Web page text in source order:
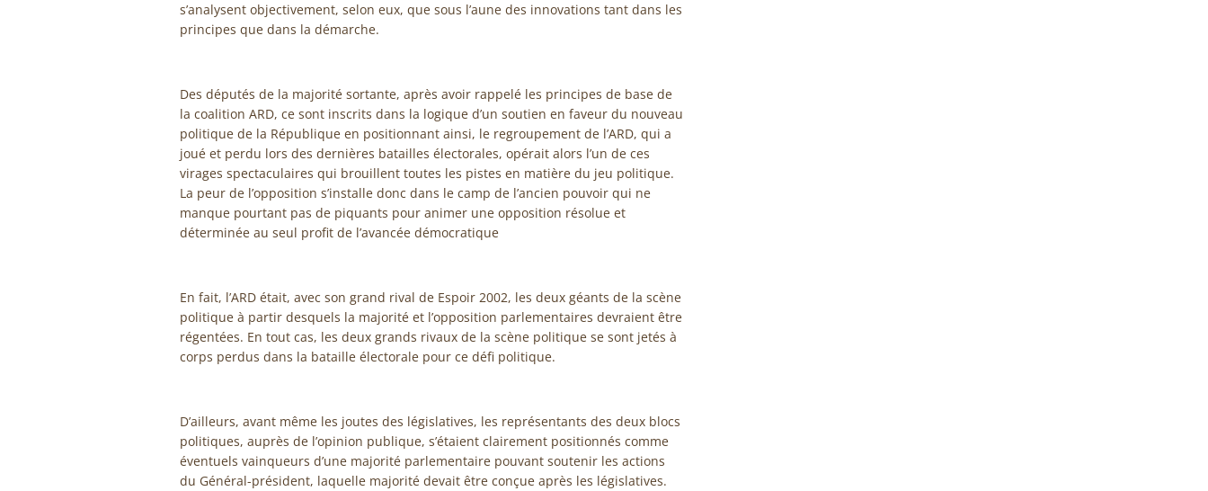
s’analysent objectivement, selon eux, que sous l’aune des innovations tant dans les
principes que dans la démarche.
Des députés de la majorité sortante, après avoir rappelé les principes de base de
la coalition ARD, ce sont inscrits dans la logique d’un soutien en faveur du nouveau
politique de la République en positionnant ainsi, le regroupement de l’ARD, qui a
joué et perdu lors des dernières batailles électorales, opérait alors l’un de ces
virages spectaculaires qui brouillent toutes les pistes en matière du jeu politique.
La peur de l’opposition s’installe donc dans le camp de l’ancien pouvoir qui ne
manque pourtant pas de piquants pour animer une opposition résolue et
déterminée au seul profit de l’avancée démocratique
En fait, l’ARD était, avec son grand rival de Espoir 2002, les deux géants de la scène
politique à partir desquels la majorité et l’opposition parlementaires devraient être
régentées. En tout cas, les deux grands rivaux de la scène politique se sont jetés à
corps perdus dans la bataille électorale pour ce défi politique.
D’ailleurs, avant même les joutes des législatives, les représentants des deux blocs
politiques, auprès de l’opinion publique, s’étaient clairement positionnés comme
éventuels vainqueurs d’une majorité parlementaire pouvant soutenir les actions
du Général-président, laquelle majorité devait être conçue après les législatives.